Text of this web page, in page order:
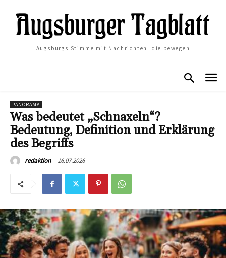
Augsburgs Stimme mit Nachrichten, die bewegen
PANORAMA
Was bedeutet „Schnaxeln“?
Bedeutung, Definition und Erklärung
des Begriffs
redaktion 16.07.2026